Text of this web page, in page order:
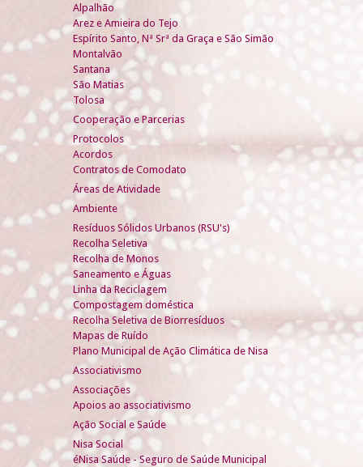
Alpalhão
Arez e Amieira do Tejo
Espírito Santo, Nª Srª da Graça e São Simão
Montalvão
Santana
São Matias
Tolosa
Cooperação e Parcerias
Protocolos
Acordos
Contratos de Comodato
Áreas de Atividade
Ambiente
Resíduos Sólidos Urbanos (RSU's)
Recolha Seletiva
Recolha de Monos
Saneamento e Águas
Linha da Reciclagem
Compostagem doméstica
Recolha Seletiva de Biorresíduos
Mapas de Ruído
Plano Municipal de Ação Climática de Nisa
Associativismo
Associações
Apoios ao associativismo
Ação Social e Saúde
Nisa Social
éNisa Saúde - Seguro de Saúde Municipal